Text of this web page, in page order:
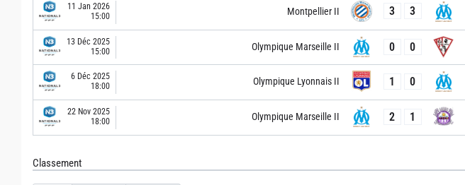
11 Jan 2026
15:00
Montpellier II 3 3
13 Déc 2025
15:00
Olympique Marseille II 0 0
6 Déc 2025
18:00
Olympique Lyonnais II 1 0
22 Nov 2025
18:00
Olympique Marseille II 2 1
Classement